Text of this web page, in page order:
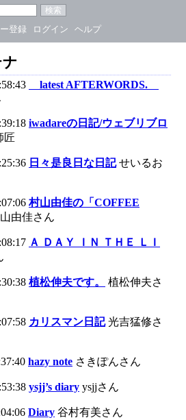
登録 ログイン ヘルプ
latest AFTERWORDS.
iwadareの日記/ウェブリブロ
匠
日々是良日な日記 せいるお
村山由佳の「COFFEE
由佳さん
Ａ ＤＡＹ ＩＮ ＴＨＥ ＬＩ
植松伸夫です。
植松伸夫さ
カリスマン日記 光吉猛修さ
hazy note さきぽんさん
ysjj’s diary ysjjさん
Diary 谷村有美さん